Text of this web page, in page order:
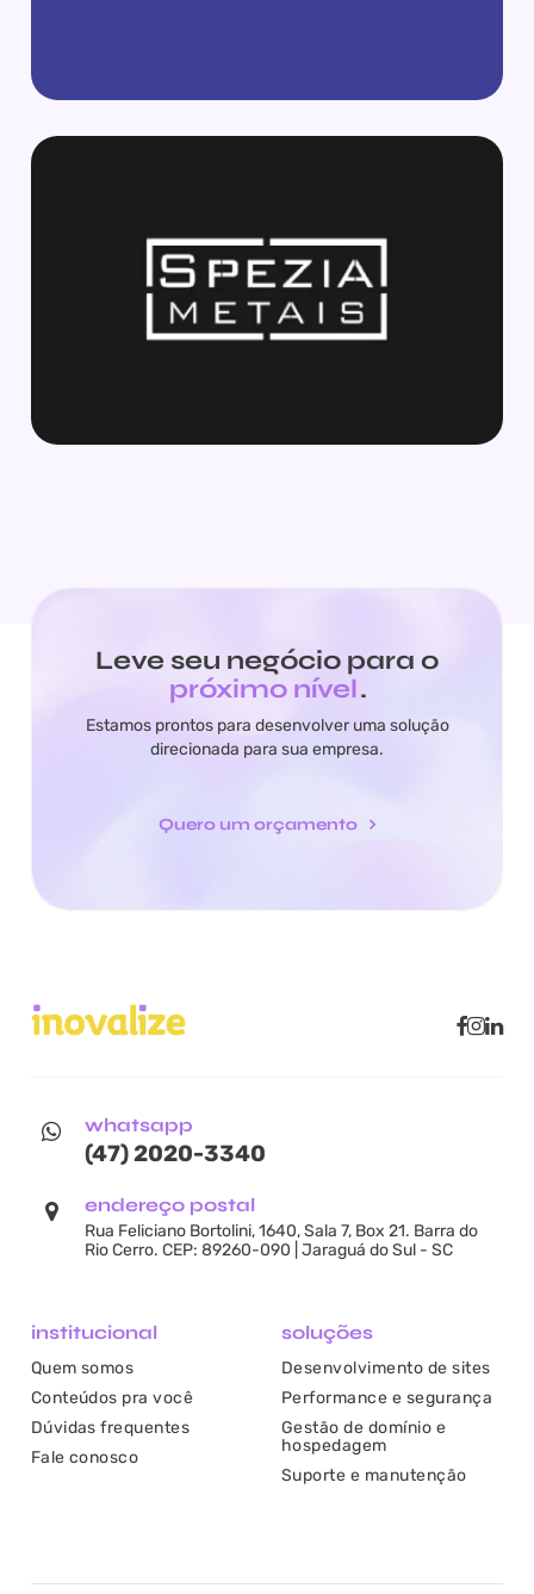
Leve seu negócio para o
próximo nível.
Estamos prontos para desenvolver uma solução
direcionada para sua empresa.
Quero um orçamento
whatsapp
(47) 2020-3340
endereço postal
Rua Feliciano Bortolini, 1640, Sala 7, Box 21. Barra do
Rio Cerro. CEP: 89260-090 | Jaraguá do Sul - SC
institucional
Quem somos
Conteúdos pra você
Dúvidas frequentes
Fale conosco
soluções
Desenvolvimento de sites
Performance e segurança
Gestão de domínio e
hospedagem
Suporte e manutenção